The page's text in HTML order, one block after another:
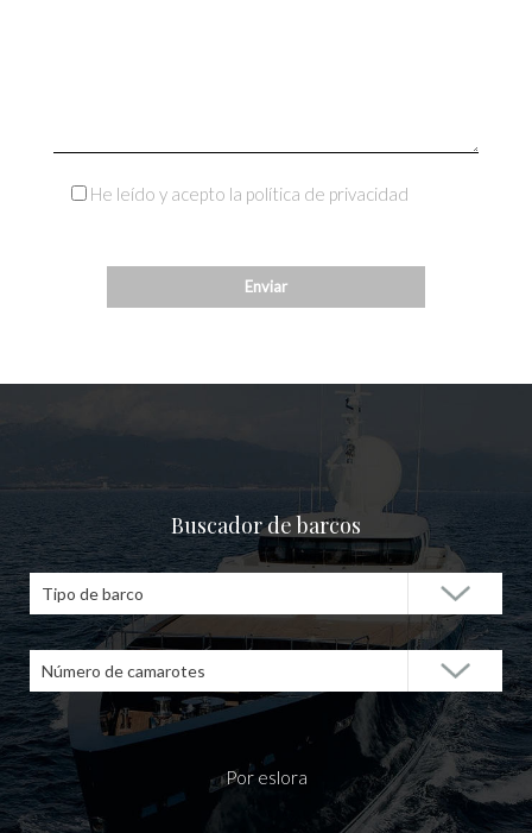
He leído y acepto la política de privacidad
Buscador de barcos
Tipo de barco
Número de camarotes
Por eslora